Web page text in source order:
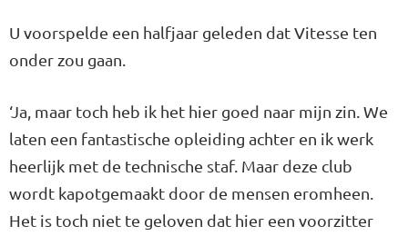
U voorspelde een halfjaar geleden dat Vitesse ten
onder zou gaan.
‘Ja, maar toch heb ik het hier goed naar mijn zin. We
laten een fantastische opleiding achter en ik werk
heerlijk met de technische staf. Maar deze club
wordt kapotgemaakt door de mensen eromheen.
Het is toch niet te geloven dat hier een voorzitter